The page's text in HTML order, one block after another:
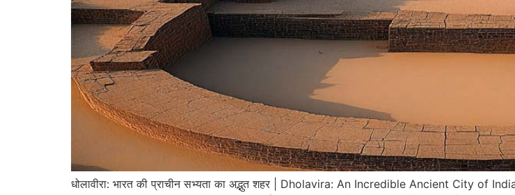
धोलावीरा: भारत की प्राचीन सभ्यता का अद्भुत शहर | Dholavira: An Incredible Ancient City of